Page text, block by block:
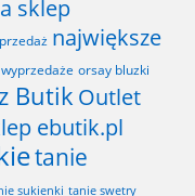
sklep
największe
orsay bluzki
Butik Outlet
ebutik.pl
tanie
sukienki tanie swetry